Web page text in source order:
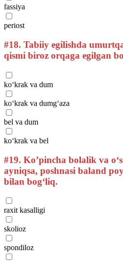
fassiya
periost
#18. Tabiiy egilishda
qismi biroz orqaga egilgan
ko‘krak va dum
ko‘krak va dumg‘aza
bel va dum
ko‘krak va bel
#19. Ko’pincha bolalik va
ayniqsa, poshnasi baland
bilan bog‘liq.
raxit kasalligi
skolioz
spondiloz